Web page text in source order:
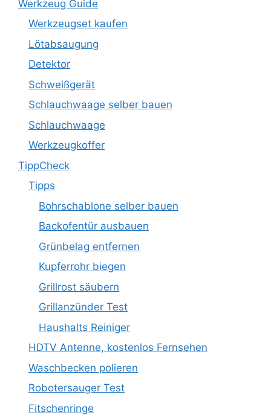
Werkzeug Guide
Werkzeugset kaufen
Lötabsaugung
Detektor
Schweißgerät
Schlauchwaage selber bauen
Schlauchwaage
Werkzeugkoffer
TippCheck
Tipps
Bohrschablone selber bauen
Backofentür ausbauen
Grünbelag entfernen
Kupferrohr biegen
Grillrost säubern
Grillanzünder Test
Haushalts Reiniger
HDTV Antenne, kostenlos Fernsehen
Waschbecken polieren
Robotersauger Test
Fitschenringe